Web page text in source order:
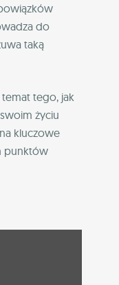
do
taką
tego, jak
życiu
kluczowe
punktów